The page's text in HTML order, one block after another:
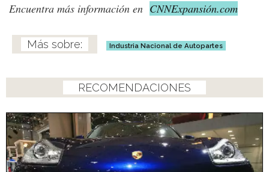
Encuentra más información en CNNExpansión.com
Industria Nacional de Autopartes
RECOMENDACIONES